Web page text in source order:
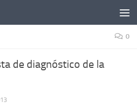
0
de diagnóstico de la